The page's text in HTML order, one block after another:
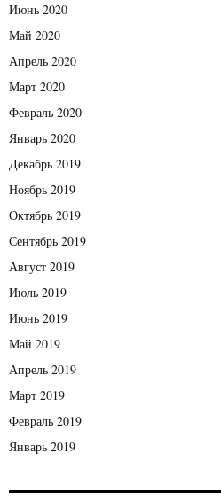
Июнь 2020
Май 2020
Апрель 2020
Март 2020
Февраль 2020
Январь 2020
Декабрь 2019
Ноябрь 2019
Октябрь 2019
Сентябрь 2019
Август 2019
Июль 2019
Июнь 2019
Май 2019
Апрель 2019
Март 2019
Февраль 2019
Январь 2019